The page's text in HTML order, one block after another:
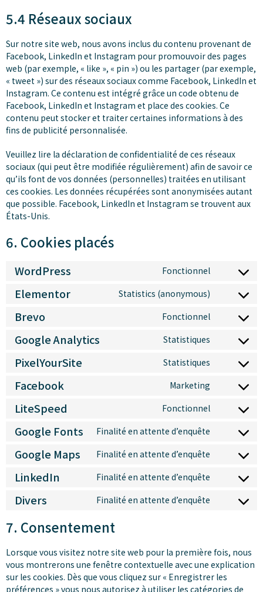
5.4 Réseaux sociaux
Sur notre site web, nous avons inclus du contenu provenant de
Facebook, LinkedIn et Instagram pour promouvoir des pages
web (par exemple, « like », « pin ») ou les partager (par exemple,
« tweet ») sur des réseaux sociaux comme Facebook, LinkedIn et
Instagram. Ce contenu est intégré grâce un code obtenu de
Facebook, LinkedIn et Instagram et place des cookies. Ce
contenu peut stocker et traiter certaines informations à des
fins de publicité personnalisée.
Veuillez lire la déclaration de confidentialité de ces réseaux
sociaux (qui peut être modifiée régulièrement) afin de savoir ce
qu’ils font de vos données (personnelles) traitées en utilisant
ces cookies. Les données récupérées sont anonymisées autant
que possible. Facebook, LinkedIn et Instagram se trouvent aux
États-Unis.
6. Cookies placés
WordPress Fonctionnel
Elementor Statistics (anonymous)
Brevo Fonctionnel
Google Analytics Statistiques
PixelYourSite Statistiques
Facebook Marketing
LiteSpeed Fonctionnel
Google Fonts Finalité en attente d’enquête
Google Maps Finalité en attente d’enquête
LinkedIn Finalité en attente d’enquête
Divers Finalité en attente d’enquête
7. Consentement
Lorsque vous visitez notre site web pour la première fois, nous
vous montrerons une fenêtre contextuelle avec une explication
sur les cookies. Dès que vous cliquez sur « Enregistrer les
préférences » vous nous autorisez à utiliser les catégories de